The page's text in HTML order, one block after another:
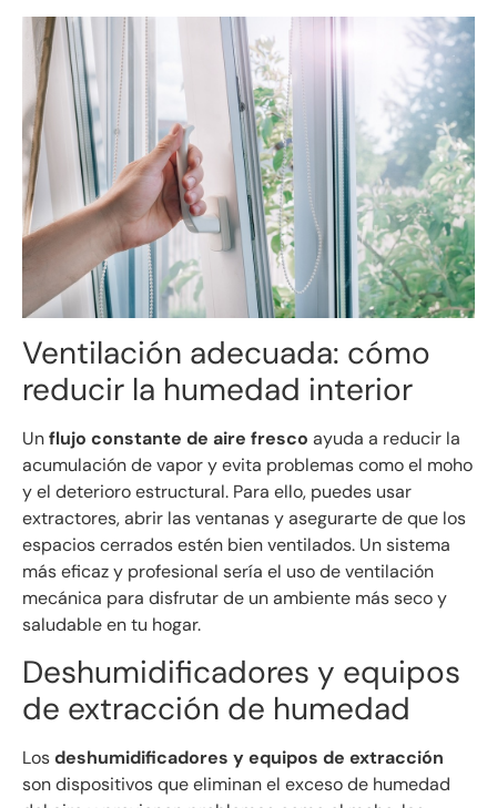
Ventilación adecuada: cómo
reducir la humedad interior
Unflujo constante de aire fresco ayuda a reducir la
acumulación de vapor y evita problemas como el moho
y el deterioro estructural. Para ello, puedes usar
extractores, abrir las ventanas y asegurarte de que los
espacios cerrados estén bien ventilados. Un sistema
más eficaz y profesional sería el uso de ventilación
mecánica para disfrutar de un ambiente más seco y
saludable en tu hogar.
Deshumidificadores y equipos
de extracción de humedad
Losdeshumidificadores y equipos de extracción
son dispositivos que eliminan el exceso de humedad